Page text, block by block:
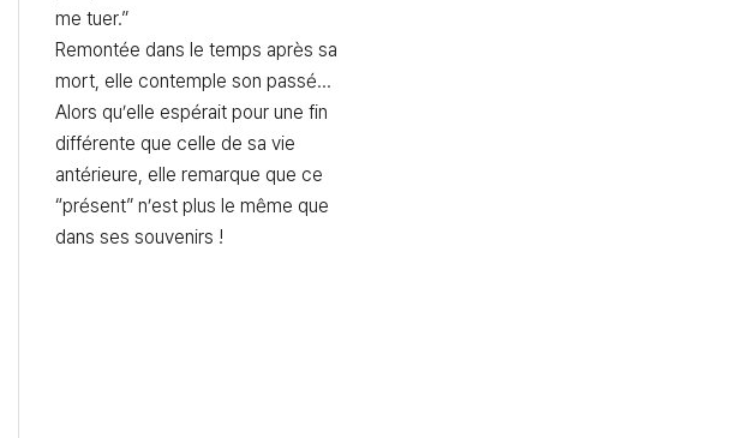
me tuer.”
Remontée dans le temps après sa
mort, elle contemple son passé...
Alors qu’elle espérait pour une fin
différente que celle de sa vie
antérieure, elle remarque que ce
“présent” n’est plus le même que
dans ses souvenirs !